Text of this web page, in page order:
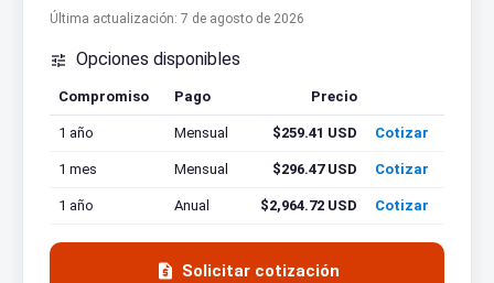
Última actualización: 7 de agosto de 2026
 Opciones disponibles
Compromiso Pago Precio
1 año
Mensual $259.41 USD Cotizar
1 mes Mensual $296.47 USD Cotizar
1 año Anual $2,964.72 USD Cotizar
 Solicitar cotización